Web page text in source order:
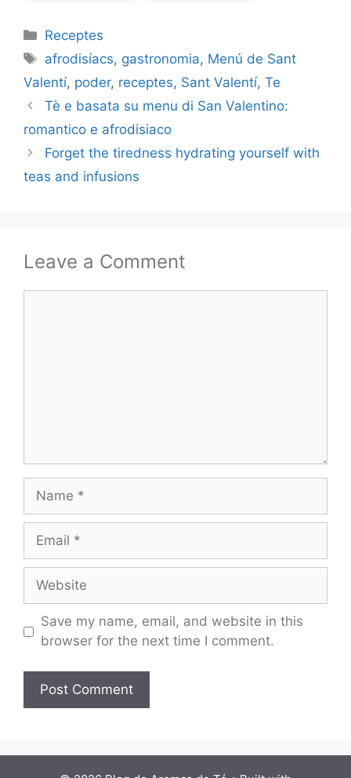
Categories
Receptes
Tags
afrodisíacs, gastronomia, Menú de Sant
Valentí, poder, receptes, Sant Valentí, Te
Tè e basata su menu di San Valentino:
romantico e afrodisiaco
Forget the tiredness hydrating yourself with
teas and infusions
Leave a Comment
Name
Email
Website
Save my name, email, and website in this
browser for the next time I comment.